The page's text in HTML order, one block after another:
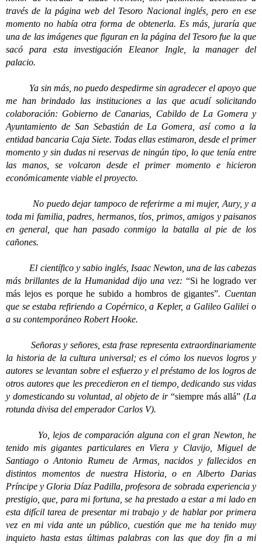
través de la página web del Tesoro Nacional inglés, pero en ese
momento no había otra forma de obtenerla. Es más, juraría que
una de las imágenes que figuran en la página del Tesoro fue la que
sacó para esta investigación Eleanor Ingle, la manager del
palacio.
Ya sin más, no puedo despedirme sin agradecer el apoyo que
me han brindado las instituciones a las que acudí solicitando
colaboración: Gobierno de Canarias, Cabildo de La Gomera y
Ayuntamiento de San Sebastián de La Gomera, así como a la
entidad bancaria Caja Siete. Todas ellas estimaron, desde el primer
momento y sin dudas ni reservas de ningún tipo, lo que tenía entre
las manos, se volcaron desde el primer momento e hicieron
económicamente viable el proyecto.
No puedo dejar tampoco de referirme a mi mujer, Aury, y a
toda mi familia, padres, hermanos, tíos, primos, amigos y paisanos
en general, que han pasado conmigo la batalla al pie de los
cañones.
El científico y sabio inglés, Isaac Newton, una de las cabezas
más brillantes de la Humanidad dijo una vez: “Si he logrado ver
más lejos es porque he subido a hombros de gigantes”. Cuentan
que se estaba refiriendo a Copérnico, a Kepler, a Galileo Galilei o
a su contemporáneo Robert Hooke.
Señoras y señores, esta frase representa extraordinariamente
la historia de la cultura universal; es el cómo los nuevos logros y
autores se levantan sobre el esfuerzo y el préstamo de los logros de
otros autores que les precedieron en el tiempo, dedicando sus vidas
y domesticando su voluntad, al objeto de ir “siempre más allá” (La
rotunda divisa del emperador Carlos V).
Yo, lejos de comparación alguna con el gran Newton, he
tenido mis gigantes particulares en Viera y Clavijo, Miguel de
Santiago o Antonio Rumeu de Armas, nacidos y fallecidos en
distintos momentos de nuestra Historia, o en Alberto Darias
Príncipe y Gloria Díaz Padilla, profesora de sobrada experiencia y
prestigio, que, para mi fortuna, se ha prestado a estar a mi lado en
esta difícil tarea de presentar mi trabajo y de hablar por primera
vez en mi vida ante un público, cuestión que me ha tenido muy
inquieto hasta estas últimas palabras con las que doy fin a mi